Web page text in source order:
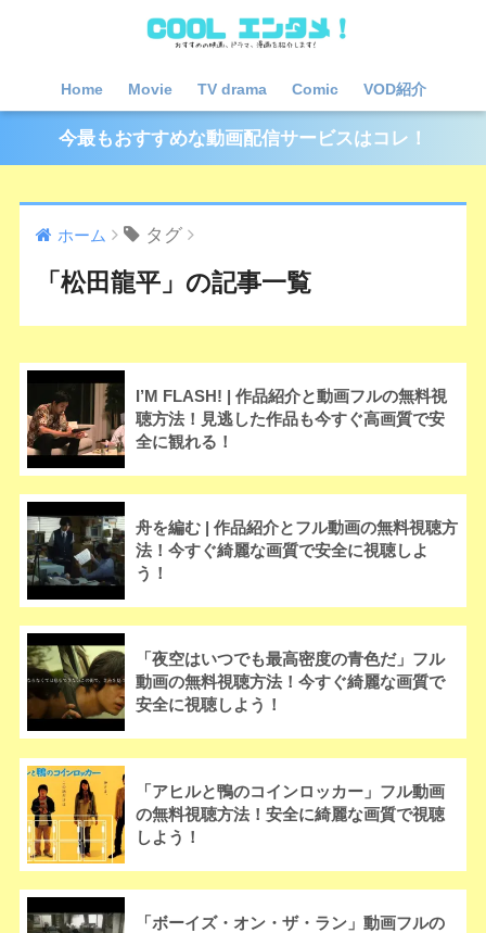
Home Movie TV drama Comic VOD紹介
今最もおすすめな動画配信サービスはコレ！
ホーム タグ
「松田龍平」の記事一覧
I’M FLASH! | 作品紹介と動画フルの無料視
聴方法！見逃した作品も今すぐ高画質で安
全に観れる！
舟を編む | 作品紹介とフル動画の無料視聴方
法！今すぐ綺麗な画質で安全に視聴しよ
う！
「夜空はいつでも最高密度の青色だ」フル
動画の無料視聴方法！今すぐ綺麗な画質で
安全に視聴しよう！
「アヒルと鴨のコインロッカー」フル動画
の無料視聴方法！安全に綺麗な画質で視聴
しよう！
「ボーイズ・オン・ザ・ラン」動画フルの